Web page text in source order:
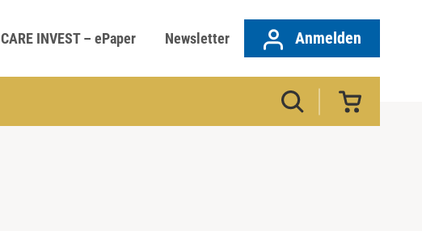
CARE INVEST – ePaper Newsletter Anmelden